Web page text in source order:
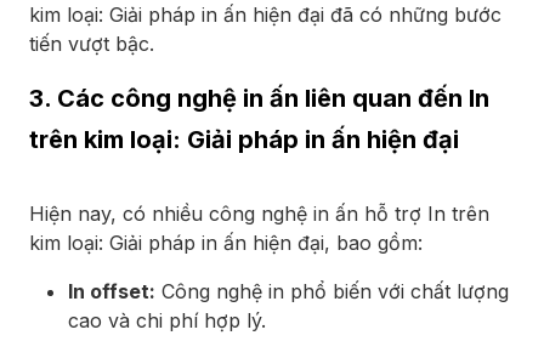
kim loại: Giải pháp in ấn hiện đại đã có những bước
tiến vượt bậc.
3. Các công nghệ in ấn liên quan đến In
trên kim loại: Giải pháp in ấn hiện đại
Hiện nay, có nhiều công nghệ in ấn hỗ trợ In trên
kim loại: Giải pháp in ấn hiện đại, bao gồm:
In offset: Công nghệ in phổ biến với chất lượng
cao và chi phí hợp lý.